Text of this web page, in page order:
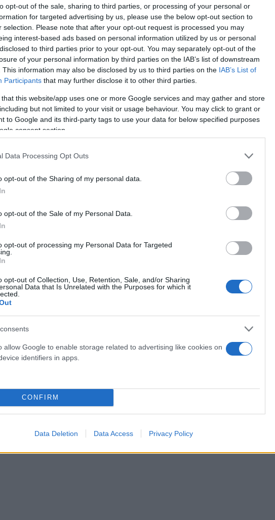
opt-out of the sale, sharing to third parties, or processing of your personal or
for targeted advertising by us, please use the below opt-out section to
selection. Please note that after your opt-out request is processed you may
interest-based ads based on personal information utilized by us or personal
to third parties prior to your opt-out. You may separately opt-out of the
of your personal information by third parties on the IAB’s list of downstream
This information may also be disclosed by us to third parties on the IAB’s List of
Participants that may further disclose it to other third parties.
that this website/app uses one or more Google services and may gather and store
but not limited to your visit or usage behaviour. You may click to grant or
to Google and its third-party tags to use your data for below specified purposes
consent section.
Data Processing Opt Outs
opt-out of the Sharing of my personal data.
opt-out of the Sale of my Personal Data.
opt-out of processing my Personal Data for Targeted
opt-out of Collection, Use, Retention, Sale, and/or Sharing
Data that Is Unrelated with the Purposes for which it
allow Google to enable storage related to advertising like cookies on
identifiers in apps.
CONFIRM
Data Deletion Data Access Privacy Policy
Δημοκρατίας υπογράμμισε συγκεκριμένα ότι:
εφ΄ όσον αποσαφηνιστούν πλήρως. Το θέμα είναι τόσο βαρύ
σκιές ιοβόλες για την δημοκρατική ομαλότητα. Φως
τα γεγονότα αυτά από κυβερνητική πρωτοβουλία είναι
κάθε όριο νοσηρής φαντασίας και πολιτικής ανοησίας
φως για τις υποκλοπές
να ήταν εν γνώσει και με εντολή του πρωθυπουργού
αλλά έθεσε και μία κόκκινη γραμμή σε περίπτωση